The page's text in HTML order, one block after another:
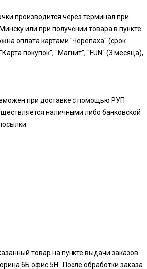
производится через терминал при
или при получении товара в пункте
оплата картами "Черепаха" (срок
покупок", "Магнит", "FUN" (3 месяца),
при доставке с помощью РУП
наличными либо банковской
товар на пункте выдачи заказов
6Б офис 5Н. После обработки заказа